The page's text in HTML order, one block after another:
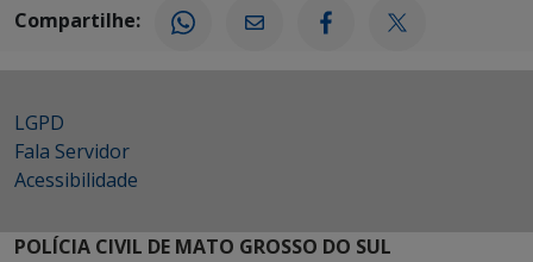
Compartilhe:
LGPD
Fala Servidor
Acessibilidade
POLÍCIA CIVIL DE MATO GROSSO DO SUL